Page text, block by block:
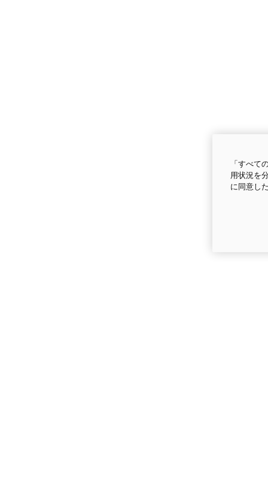
「すべて
用状況を
に同意し